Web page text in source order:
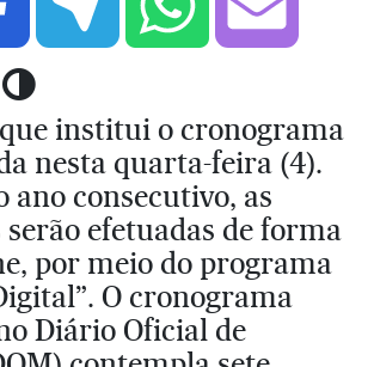
institui o cronograma
nesta quarta-feira (4).
ano consecutivo, as
efetuadas de forma
por meio do programa
O cronograma
Diário Oficial de